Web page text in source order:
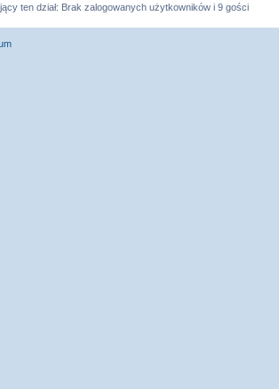
ten dział: Brak zalogowanych użytkowników i 9 gości